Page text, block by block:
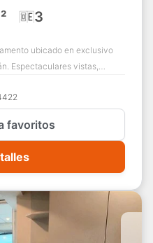
3
ubicado en exclusivo
Espectaculares vistas,
favoritos